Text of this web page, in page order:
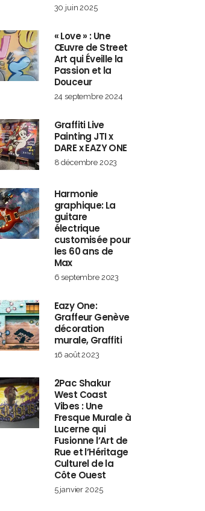
30 juin 2025
« Love » : Une
Œuvre de Street
Art qui Éveille la
Passion et la
Douceur
24 septembre 2024
Graffiti Live
Painting JTI x
DARE x EAZY ONE
8 décembre 2023
Harmonie
graphique: La
guitare
électrique
customisée pour
les 60 ans de
Max
6 septembre 2023
Eazy One:
Graffeur Genève
décoration
murale, Graffiti
16 août 2023
2Pac Shakur
West Coast
Vibes : Une
Fresque Murale à
Lucerne qui
Fusionne l’Art de
Rue et l’Héritage
Culturel de la
Côte Ouest
5 janvier 2025